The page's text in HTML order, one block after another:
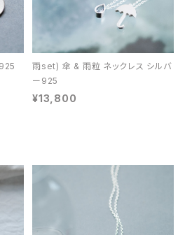
雨set) 傘 & 雨粒 ネックレス シルバ
ー925
¥13,800